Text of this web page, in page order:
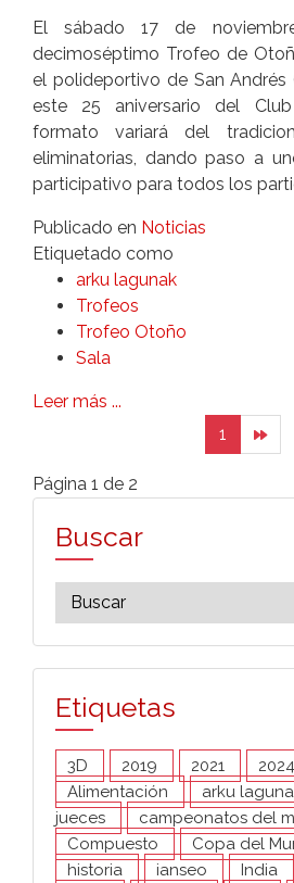
El sábado 17 de
decimoséptimo Trofeo de
el polideportivo de San Andrés
este 25 aniversario del
formato variará del
eliminatorias, dando paso a
participativo para todos los
Publicado en Noticias
Etiquetado como
arku lagunak
Trofeos
Trofeo Otoño
Sala
Leer más ...
1
Página 1 de 2
Buscar
Etiquetas
3D 2019 2021 2024
Alimentación
arku
jueces
campeonatos del
Compuesto
Copa del
historia
ianseo India